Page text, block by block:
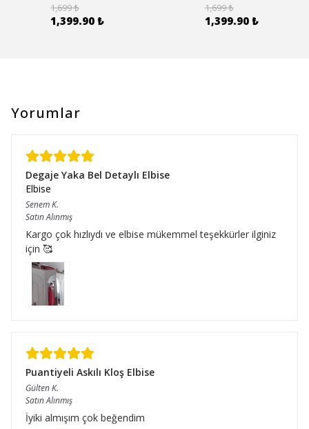
1,699 ₺
1,399.90 ₺
1,699 ₺
1,399.90 ₺
Yorumlar
Degaje Yaka Bel Detaylı Elbise
Elbise
SenemK.
Satın Alınmış
Kargo çok hızlıydı ve elbise mükemmel teşekkürler ilginiz
için 🥰
Puantiyeli Askılı Kloş Elbise
GültenK.
Satın Alınmış
İyiki almışım çok beğendim